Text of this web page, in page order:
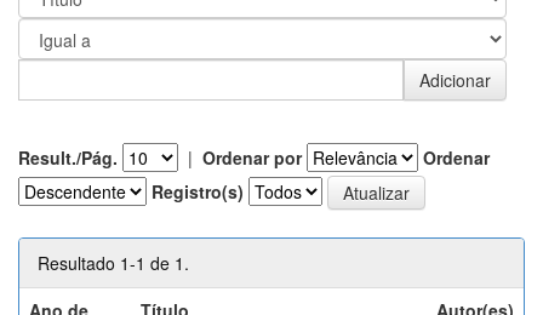
Result./Pág. | Ordenar por
Ordenar
Registro(s)
Resultado 1-1 de 1.
Ano de
Título Autor(es)